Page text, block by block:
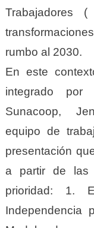
Trabajadores
rumbo al 2030.
En este
integrado
Sunacoop,
equipo de
presentación
a partir de las
prioridad: 1.
Independencia